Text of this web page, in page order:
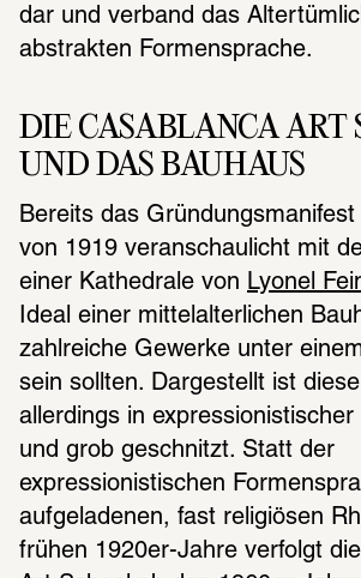
dar und verband das
abstrakten Formensprache.
DIE CASABLANCA ART
UND DAS BAUHAUS
Bereits das
von 1919 veranschaulicht mit
einer Kathedrale von Lyonel
Ideal einer mittelalterlichen
zahlreiche Gewerke unter
sein sollten. Dargestellt ist
allerdings in expressionistischer
und grob geschnitzt. Statt der
expressionistischen
aufgeladenen, fast religiösen
frühen 1920er-Jahre verfolgt